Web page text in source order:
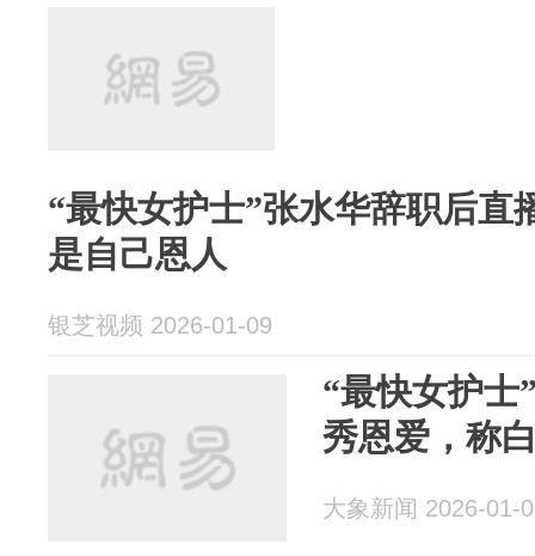
“最快女护士”张水华辞职后直
是自己恩人
银芝视频 2026-01-09
“最快女护士
秀恩爱，称
大象新闻 2026-01-